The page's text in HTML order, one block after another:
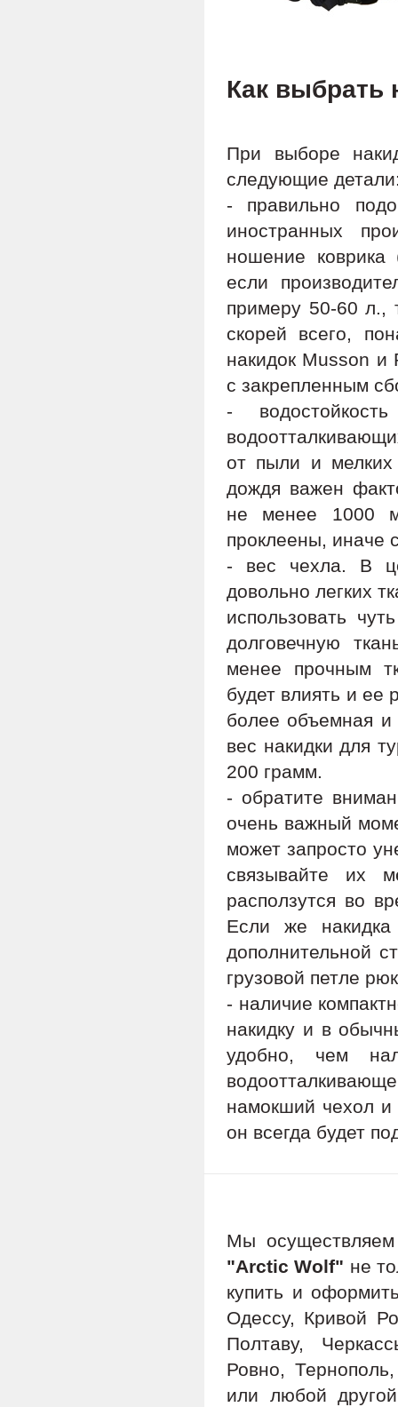
Как выбрать
При выборе
следующие
- правильно
иностранных
ношение коврика
если
примеру 50-60 л.,
скорей всего,
накидок Musson
с закрепленным
-
от пыли и
дождя важен
не менее 1000
проклеены, иначе
- вес чехла. В
довольно легких
использовать
долговечную
менее прочным
будет влиять и
более объемная и
вес накидки для
200 грамм.
- обратите
очень важный
может запросто
связывайте их
расползутся во
Если же накидка
дополнительной
грузовой петле
- наличие
накидку и в
удобно, чем
намокший чехол и
он всегда будет
Мы
"Arctic Wolf" не
купить и
Одессу, Кривой
Полтаву,
Ровно,
или любой